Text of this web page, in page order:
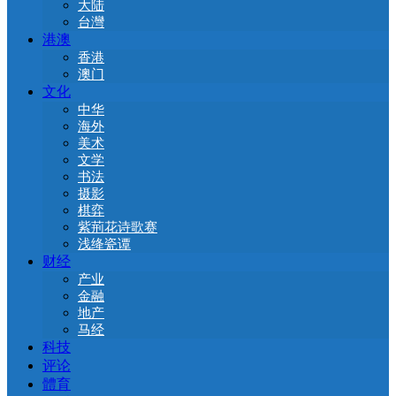
大陆
台灣
港澳
香港
澳门
文化
中华
海外
美术
文学
书法
摄影
棋弈
紫荊花诗歌赛
浅绛瓷谭
财经
产业
金融
地产
马经
科技
评论
體育